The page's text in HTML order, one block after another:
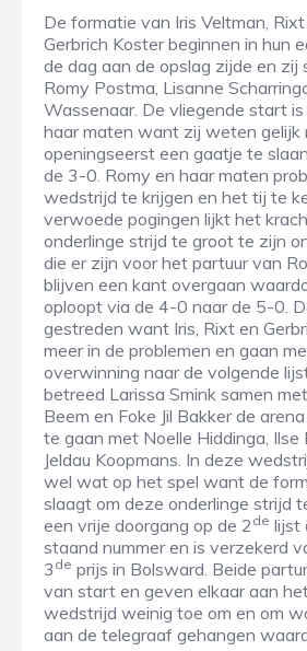
De formatie van Iris Veltman,
Gerbrich Koster beginnen in hun
de dag aan de opslag zijde en
Romy Postma, Lisanne
Wassenaar. De vliegende start is
haar maten want zij weten gelijk
openingseerst een gaatje te
de 3-0. Romy en haar maten
wedstrijd te krijgen en het tij te
verwoede pogingen lijkt het
onderlinge strijd te groot te zijn
die er zijn voor het partuur van
blijven een kant overgaan
oploopt via de 4-0 naar de 5-0.
gestreden want Iris, Rixt en
meer in de problemen en gaan
overwinning naar de volgende
betreed Larissa Smink samen
Beem en Foke Jil Bakker de
te gaan met Noelle Hiddinga, Ilse
Jeldau Koopmans. In deze
wel wat op het spel want de
slaagt om deze onderlinge strijd
een vrije doorgang op de 2 de lijst
staand nummer en is verzekerd
3 de prijs in Bolsward. Beide
van start en geven elkaar aan
wedstrijd weinig toe om en om
aan de telegraaf gehangen